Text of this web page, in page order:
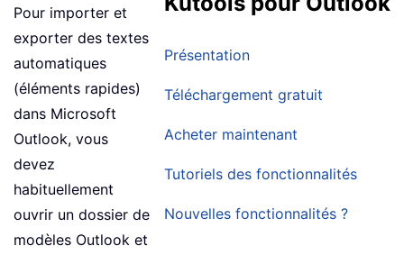
Présentation
Téléchargement gratuit
Acheter maintenant
Tutoriels des fonctionnalités
Nouvelles fonctionnalités ?
Pour importer et
exporter des textes
automatiques
(éléments rapides)
dans Microsoft
Outlook, vous
devez
habituellement
ouvrir un dossier de
modèles Outlook et